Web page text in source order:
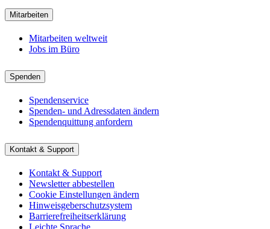
Mitarbeiten
Mitarbeiten weltweit
Jobs im Büro
Spenden
Spendenservice
Spenden- und Adressdaten ändern
Spendenquittung anfordern
Kontakt & Support
Kontakt & Support
Newsletter abbestellen
Cookie Einstellungen ändern
Hinweisgeberschutzsystem
Barrierefreiheitserklärung
Leichte Sprache